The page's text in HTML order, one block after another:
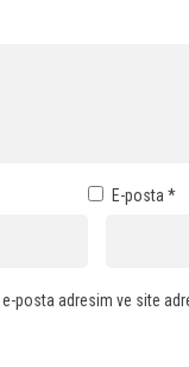
E-posta *
posta adresim ve site